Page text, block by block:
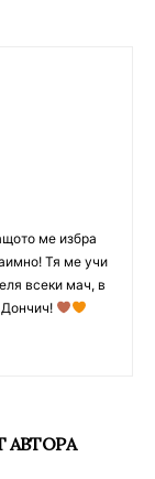
ме избра
Тя ме учи
всеки мач, в
Дончич!
АВТОРА